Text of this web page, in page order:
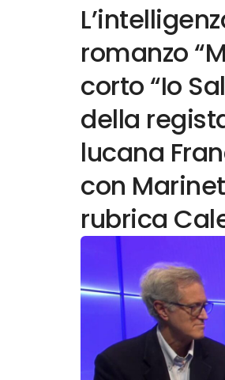
romanzo
corto “Io
della
lucana
con
rubrica